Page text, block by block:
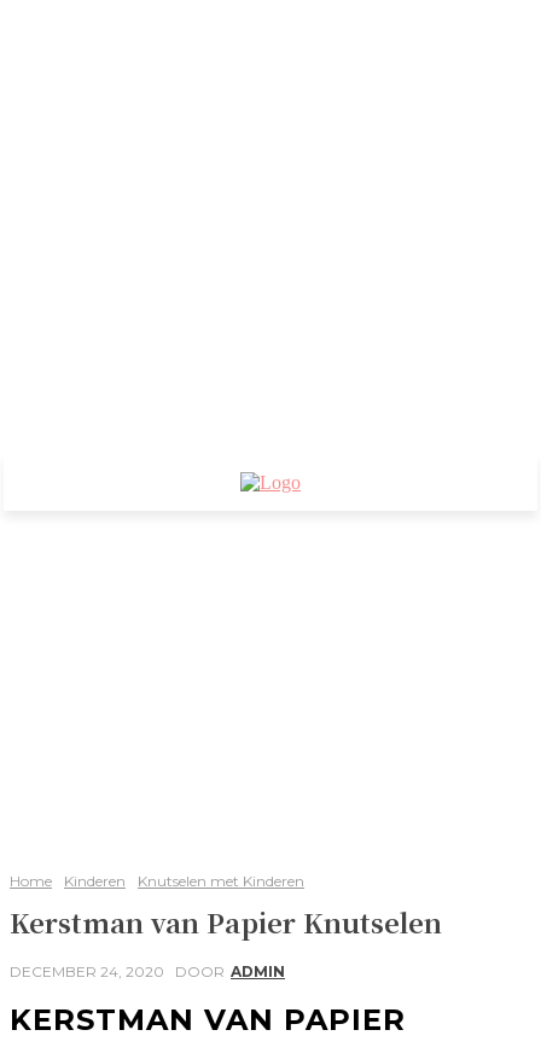
Home Kinderen Knutselen met Kinderen
Kerstman van Papier Knutselen
DECEMBER 24, 2020 DOOR ADMIN
KERSTMAN VAN PAPIER